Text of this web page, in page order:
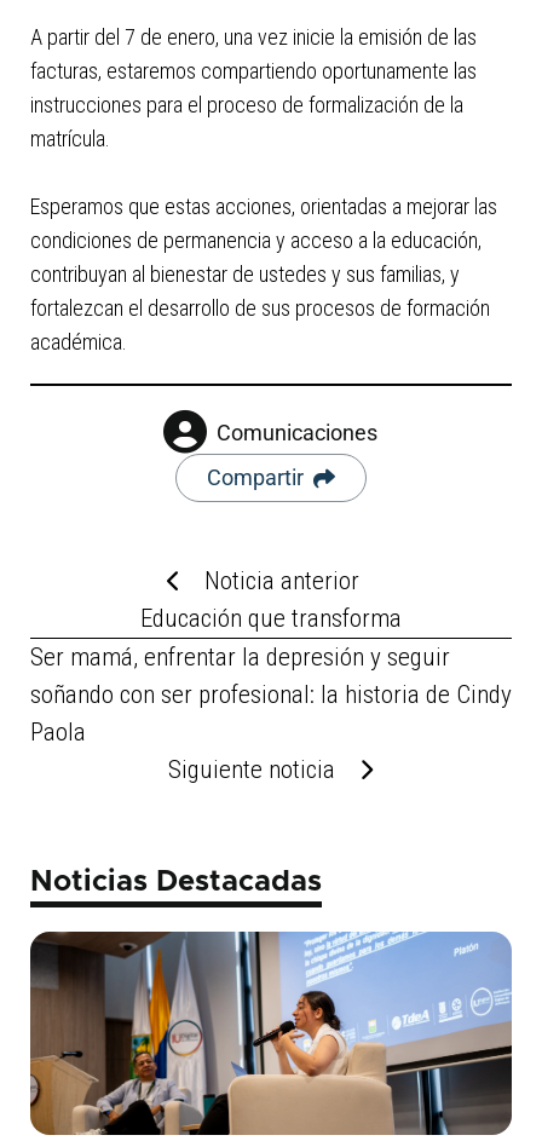
A partir del 7 de enero, una vez inicie la emisión de las
facturas, estaremos compartiendo oportunamente las
instrucciones para el proceso de formalización de la
matrícula.
Esperamos que estas acciones, orientadas a mejorar las
condiciones de permanencia y acceso a la educación,
contribuyan al bienestar de ustedes y sus familias, y
fortalezcan el desarrollo de sus procesos de formación
académica.
Comunicaciones
Compartir
Noticia anterior
Educación que transforma
Ser mamá, enfrentar la depresión y seguir
soñando con ser profesional: la historia de Cindy
Paola
Siguiente noticia
Noticias Destacadas